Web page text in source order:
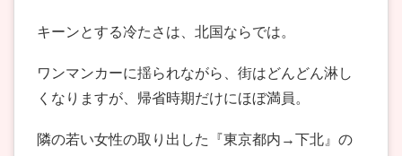
キーンとする冷たさは、北国ならでは。
ワンマンカーに揺られながら、街はどんどん淋し
くなりますが、帰省時期だけにほぼ満員。
隣の若い女性の取り出した『東京都内→下北』の